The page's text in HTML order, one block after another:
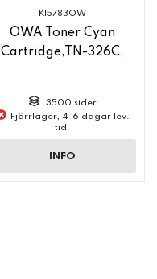
K15783OW
OWA Toner Cyan
Cartridge,TN-326C,
3500 sider
Fjärrlager, 4-6 dagar lev.
tid.
INFO